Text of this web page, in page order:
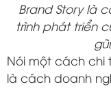
Brand Story là
trình phát triển
Nói một cách chi
là cách doanh